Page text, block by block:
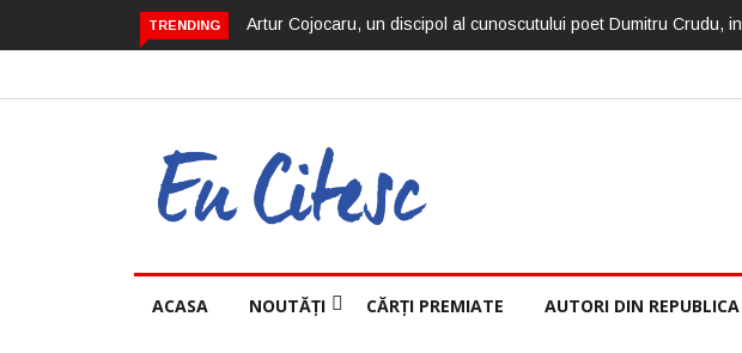
TRENDING Artur Cojocaru, un discipol al cunoscutului poet Dumitru Crudu,
ACASA NOUTĂȚI CĂRȚI PREMIATE AUTORI DIN